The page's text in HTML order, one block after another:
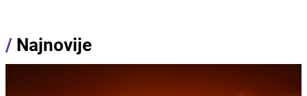
/ Najnovije